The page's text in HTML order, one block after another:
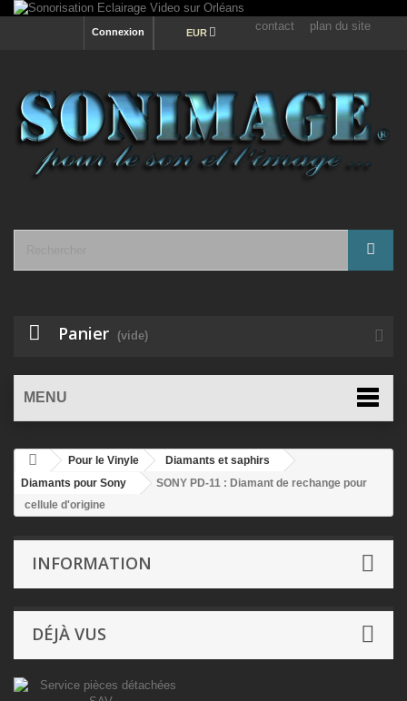
contact plan du site
EUR
Connexion
Panier (vide)
MENU
Pour le Vinyle
Diamants et saphirs
Diamants pour Sony
SONY PD-11 : Diamant de rechange pour
cellule d'origine
INFORMATION
DÉJÀ VUS